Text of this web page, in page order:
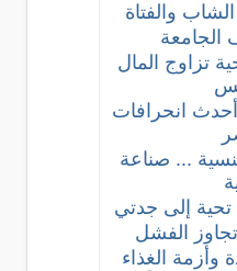
والفتاة
تزاوج المال
انحرافات
... صناعة
إلى جدتي
الفشل
وأزمة الغذاء